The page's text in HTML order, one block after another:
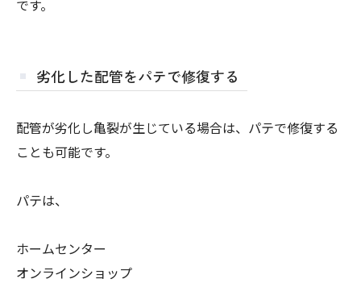
です。
劣化した配管をパテで修復する
配管が劣化し亀裂が生じている場合は、パテで修復する
ことも可能です。
パテは、
ホームセンター
オンラインショップ